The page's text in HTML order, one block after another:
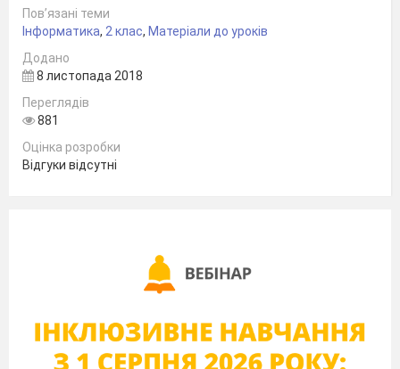
___________________________
_______________________
Пов’язані теми
Інформатика, 2 клас, Матеріали до уроків
Додано
8 листопада 2018
Переглядів
881
Оцінка розробки
Відгуки відсутні